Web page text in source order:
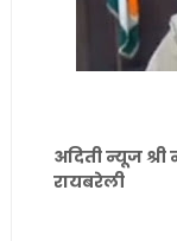
अदिती न्यूज
रायबरेली